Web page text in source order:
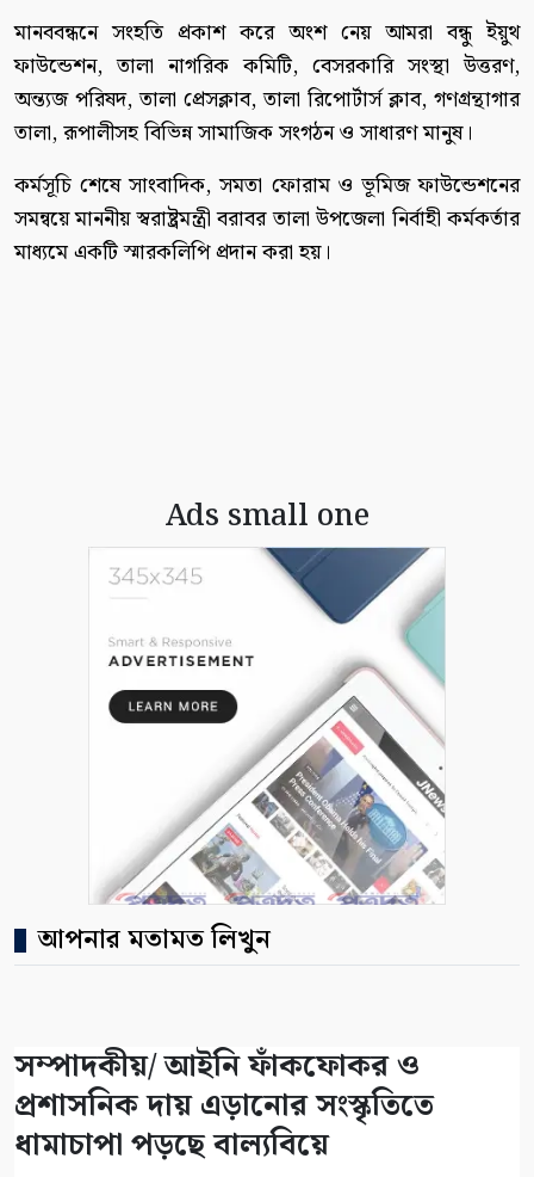
মানববন্ধনে সংহতি প্রকাশ করে অংশ নেয় আমরা বন্ধু ইয়ুথ
ফাউন্ডেশন, তালা নাগরিক কমিটি, বেসরকারি সংস্থা উত্তরণ,
অন্ত্যজ পরিষদ, তালা প্রেসক্লাব, তালা রিপোর্টার্স ক্লাব, গণগ্রন্থাগার
তালা, রূপালীসহ বিভিন্ন সামাজিক সংগঠন ও সাধারণ মানুষ।
কর্মসূচি শেষে সাংবাদিক, সমতা ফোরাম ও ভূমিজ ফাউন্ডেশনের
সমন্বয়ে মাননীয় স্বরাষ্ট্রমন্ত্রী বরাবর তালা উপজেলা নির্বাহী কর্মকর্তার
মাধ্যমে একটি স্মারকলিপি প্রদান করা হয়।
Ads small one
আপনার মতামত লিখুন
সম্পাদকীয়/ আইনি ফাঁকফোকর ও
প্রশাসনিক দায় এড়ানোর সংস্কৃতিতে
ধামাচাপা পড়ছে বাল্যবিয়ে